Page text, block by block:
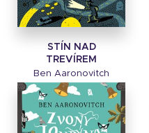
STÍN NAD
TREVÍREM
Ben Aaronovitch